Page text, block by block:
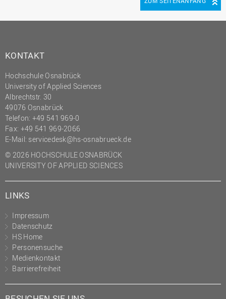
KONTAKT
Hochschule Osnabrück
University of Applied Sciences
Albrechtstr. 30
49076 Osnabrück
Telefon: +49 541 969-0
Fax: +49 541 969-2066
E-Mail: servicedesk@hs-osnabrueck.de
© 2026 HOCHSCHULE OSNABRÜCK
UNIVERSITY OF APPLIED SCIENCES
LINKS
Impressum
Datenschutz
HS Home
Personensuche
Medienkontakt
Barrierefreiheit